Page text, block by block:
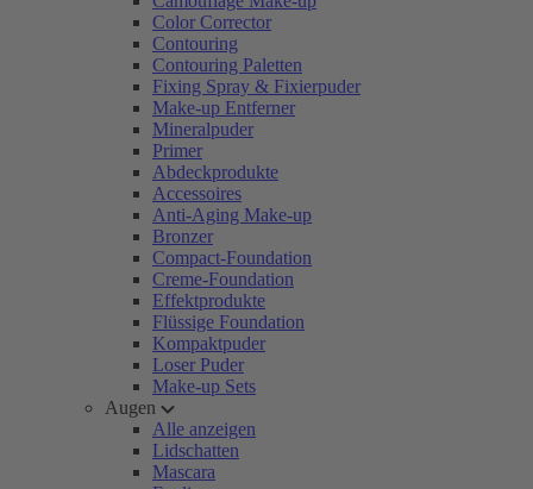
Color Corrector
Contouring
Contouring Paletten
Fixing Spray & Fixierpuder
Make-up Entferner
Mineralpuder
Primer
Abdeckprodukte
Accessoires
Anti-Aging Make-up
Bronzer
Compact-Foundation
Creme-Foundation
Effektprodukte
Flüssige Foundation
Kompaktpuder
Loser Puder
Make-up Sets
Augen
Alle anzeigen
Lidschatten
Mascara